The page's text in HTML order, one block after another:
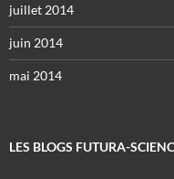
juillet 2014
juin 2014
mai 2014
LES BLOGS FUTURA-